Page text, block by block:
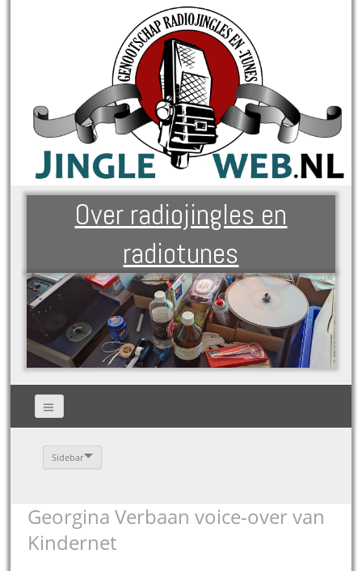
Over radiojingles en
radiotunes
Sidebar
Georgina Verbaan voice-over van
Kindernet